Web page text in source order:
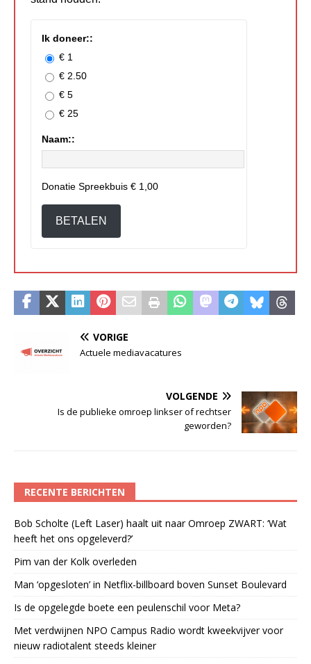
Ik doneer::
€ 1
€ 2.50
€ 5
€ 25
Naam::
Donatie Spreekbuis € 1,00
BETALEN
VORIGE
Actuele mediavacatures
VOLGENDE
Is de publieke omroep linkser of rechtser
geworden?
RECENTE BERICHTEN
Bob Scholte (Left Laser) haalt uit naar Omroep ZWART: ‘Wat
heeft het ons opgeleverd?’
Pim van der Kolk overleden
Man ‘opgesloten’ in Netflix-billboard boven Sunset Boulevard
Is de opgelegde boete een peulenschil voor Meta?
Met verdwijnen NPO Campus Radio wordt kweekvijver voor
nieuw radiotalent steeds kleiner